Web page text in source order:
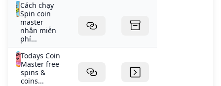
Cách chạy
Spin coin
master
nhận miễn
phí...
Todays Coin
Master free
spins &
coins...